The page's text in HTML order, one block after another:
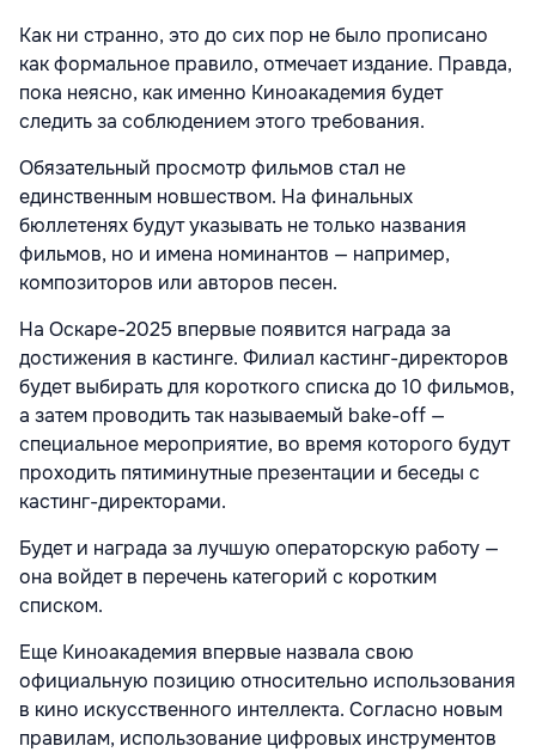
Как ни странно, это до сих пор не было прописано
как формальное правило, отмечает издание. Правда,
пока неясно, как именно Киноакадемия будет
следить за соблюдением этого требования.
Обязательный просмотр фильмов стал не
единственным новшеством. На финальных
бюллетенях будут указывать не только названия
фильмов, но и имена номинантов — например,
композиторов или авторов песен.
На Оскаре-2025 впервые появится награда за
достижения в кастинге. Филиал кастинг-директоров
будет выбирать для короткого списка до 10 фильмов,
а затем проводить так называемый bake-off —
специальное мероприятие, во время которого будут
проходить пятиминутные презентации и беседы с
кастинг-директорами.
Будет и награда за лучшую операторскую работу —
она войдет в перечень категорий с коротким
списком.
Еще Киноакадемия впервые назвала свою
официальную позицию относительно использования
в кино искусственного интеллекта. Согласно новым
правилам, использование цифровых инструментов